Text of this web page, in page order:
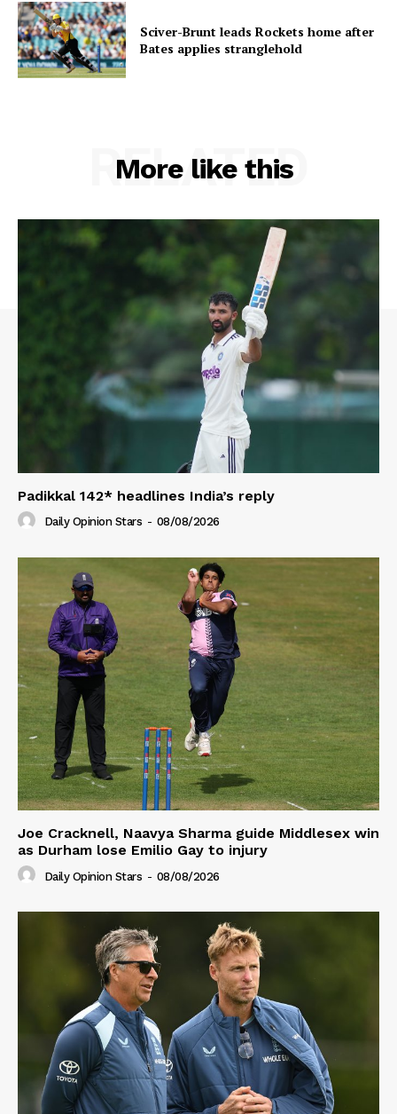
Sciver-Brunt leads Rockets home after
Bates applies stranglehold
More like this
RELATED
Padikkal 142* headlines India’s reply
Daily Opinion Stars - 08/08/2026
Joe Cracknell, Naavya Sharma guide Middlesex win
as Durham lose Emilio Gay to injury
Daily Opinion Stars - 08/08/2026